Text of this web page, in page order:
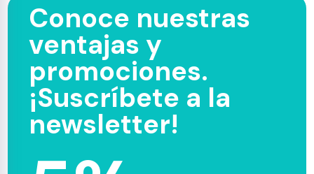
Conoce nuestras
ventajas y
promociones.
¡Suscríbete a la
newsletter!